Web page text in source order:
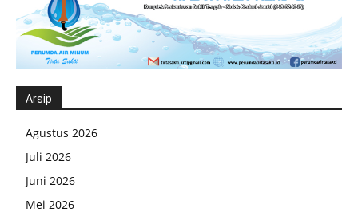
Arsip
Agustus 2026
Juli 2026
Juni 2026
Mei 2026